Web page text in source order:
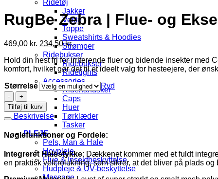
Ridetøj
Jakker
Veste
Toppe
Sweatshirts & Hoodies
Strømper
Ridebukser
Ridebukser
Ridetights
Accessories
Ridehandsker
Caps
Huer
Tørklæder
Tasker
PLEJE
Pels, Man & Hale
Hovpleje
Flue & Insektbeskyttelse
Hudpleje & UV-beskyttelse
Massage
RugBe Zebra | Flue- og
469,00kr. Den
oprindelige
pris
var:
469,00 kr..
234,50kr.Den
aktuelle
pris
er:
234,50 kr..
Hold din hest fri for irriterende fluer og bidende insekter
komfort, hvilket gør det til et ideelt valg for hesteejere, der
Størrelse
Ryd
RugBe
Zebra
|
Flue-
og
Eksemdækken
Halsstykke
antal
Tilføj til kurv
Beskrivelse
Nøglefunktioner og Fordele:
Integreret Halsstykke: Dækkenet kommer med et fuldt
en praktisk velcrolukning, som sikrer, at det bliver på plads